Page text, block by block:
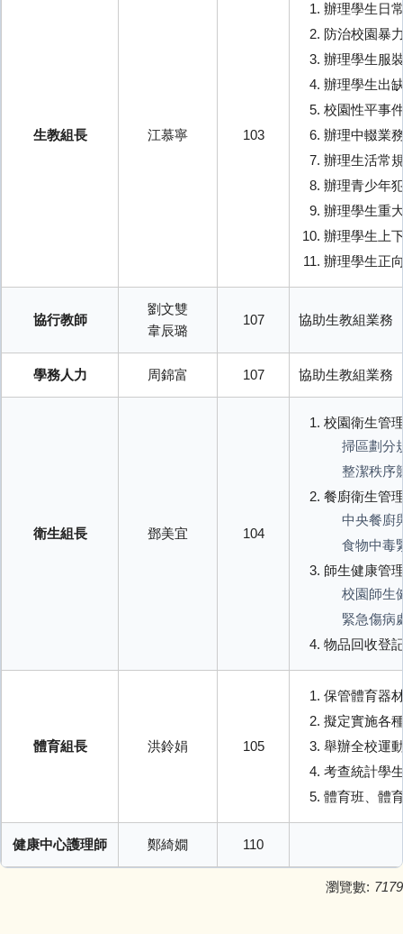
教育部國民及學前教育署「學生申訴及再申訴專區」
生教組長 江慕寧 103
辦理學生日
防治校園暴
辦理學生服
辦理學生出
校園性平事
辦理中輟業
辦理生活常
辦理青少年
辦理學生重
辦理學生上
辦理學生正
協行教師
劉文雙
韋辰璐
107 協助生教組業務
學務人力 周錦富 107 協助生教組業務
衛生組長 鄧美宜 104
校園衛生管
掃區劃分
整潔秩序
餐廚衛生管
中央餐廚
食物中毒
師生健康管
校園師生
緊急傷病
物品回收登
體育組長 洪鈴娟 105
保管體育器
擬定實施各
舉辦全校運
考查統計學
體育班、體
健康中心護理師 鄭綺嫺 110
瀏覽數: 7179